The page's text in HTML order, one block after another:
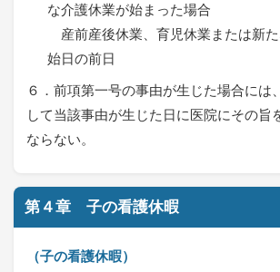
な介護休業が始まった場合
産前産後休業、育児休業または新
始日の前日
６．前項第一号の事由が生じた場合には
して当該事由が生じた日に医院にその旨
ならない。
第４章 子の看護休暇
（子の看護休暇）